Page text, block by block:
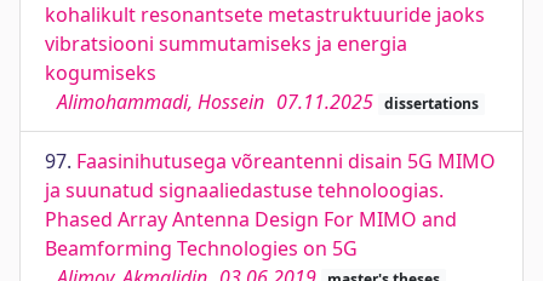
kohalikult resonantsete metastruktuuride jaoks
vibratsiooni summutamiseks ja energia
kogumiseks
Alimohammadi, Hossein 07.11.2025 dissertations
97. Faasinihutusega võreantenni disain 5G MIMO
ja suunatud signaaliedastuse tehnoloogias.
Phased Array Antenna Design For MIMO and
Beamforming Technologies on 5G